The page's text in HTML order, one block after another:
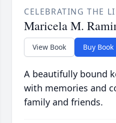
CELEBRATING THE
Maricela M.
View Book Buy Book
A beautifully bound
with memories and
family and friends.